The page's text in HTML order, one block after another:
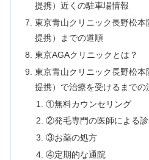
提携）近くの駐車場情報
東京青山クリニック長野松本
提携）までの道順
東京AGAクリニックとは？
東京青山クリニック長野松本
提携）で治療を受けるまでの
①無料カウンセリング
②発毛専門の医師による
③お薬の処方
④定期的な通院